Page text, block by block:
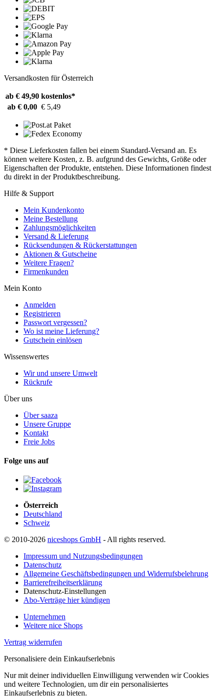
Versandkosten für Österreich
ab € 49,90 kostenlos*
ab € 0,00 € 5,49
* Diese Lieferkosten fallen bei einem Standard-Versand an. Es
können weitere Kosten, z. B. aufgrund des Gewichts, Größe oder
Eigenschaften der Produkte, entstehen. Diese Informationen findest
du direkt in der Produktbeschreibung.
Hilfe & Support
Mein Kundenkonto
Meine Bestellung
Zahlungsmöglichkeiten
Versand & Lieferung
Rücksendungen & Rückerstattungen
Aktionen & Gutscheine
Weitere Fragen?
Firmenkunden
Mein Konto
Anmelden
Registrieren
Passwort vergessen?
Wo ist meine Lieferung?
Gutschein einlösen
Wissenswertes
Wir und unsere Umwelt
Rückrufe
Über uns
Über saaza
Unsere Gruppe
Kontakt
Freie Jobs
Folge uns auf
Österreich
Deutschland
Schweiz
© 2010-2026 niceshops GmbH - All rights reserved.
Impressum und Nutzungsbedingungen
Datenschutz
Allgemeine Geschäftsbedingungen und Widerrufsbelehrung
Barrierefreiheitserklärung
Datenschutz-Einstellungen
Abo-Verträge hier kündigen
Unternehmen
Weitere nice Shops
Vertrag widerrufen
Personalisiere dein Einkaufserlebnis
Nur mit deiner individuellen Einwilligung verwenden wir Cookies
und weitere Technologien, um dir ein personalisiertes
Einkaufserlebnis zu bieten.